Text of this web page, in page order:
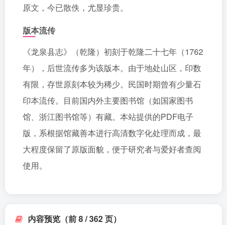
原文，今已散佚，尤显珍贵。
版本流传
《龙泉县志》（乾隆）初刻于乾隆二十七年（1762
年），后世流传多为该版本。由于地处山区，印数
有限，存世原刻本较为稀少。民国时期曾有少量石
印本流传。目前国内外主要图书馆（如国家图书
馆、浙江图书馆等）有藏。本站提供的PDF电子
版，系根据馆藏善本进行高清数字化处理而成，最
大程度保留了原版面貌，便于研究者与爱好者查阅
使用。
内容预览（前 8 / 362 页）